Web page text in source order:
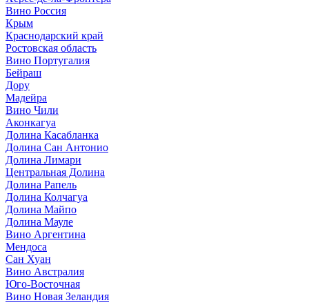
Вино Россия
Крым
Краснодарский край
Ростовская область
Вино Португалия
Бейраш
Дору
Мадейра
Вино Чили
Аконкагуа
Долина Касабланка
Долина Сан Антонио
Долина Лимари
Центральная Долина
Долина Рапель
Долина Колчагуа
Долина Майпо
Долина Мауле
Вино Аргентина
Мендоса
Сан Хуан
Вино Австралия
Юго-Восточная
Вино Новая Зеландия